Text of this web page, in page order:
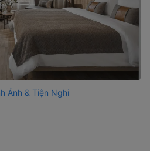
Ảnh & Tiện Nghi